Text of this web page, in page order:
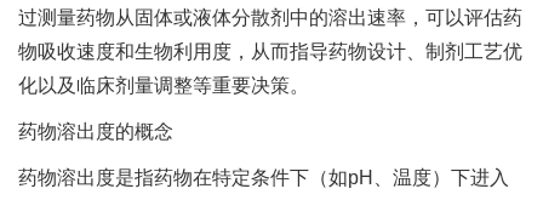
过测量药物从固体或液体分散剂中的溶出速率，可以评估药
物吸收速度和生物利用度，从而指导药物设计、制剂工艺优
化以及临床剂量调整等重要决策。
药物溶出度的概念
药物溶出度是指药物在特定条件下（如pH、温度）下进入